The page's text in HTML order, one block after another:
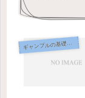
ギ
ャンブルの基礎知識